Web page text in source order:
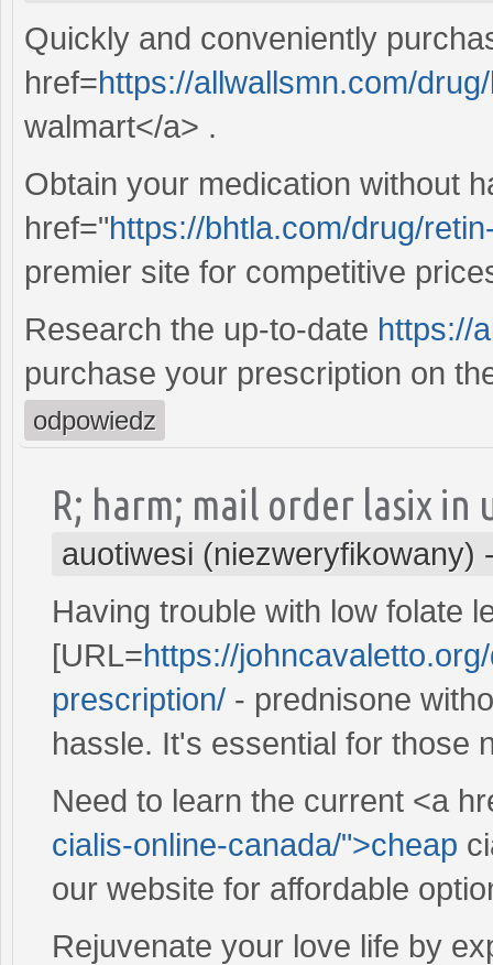
Quickly and conveniently
href=https://allwallsmn.com/
walmart</a> .
Obtain your medication without
href="https://bhtla.com/drug/
premier site for competitive
Research the up-to-date https://
purchase your prescription on
odpowiedz
R; harm; mail order lasix in
auotiwesi (niezweryfikowany)
Having trouble with low folate
[URL=https://
prescription/ - prednisone
hassle. It's essential for those
Need to learn the current <a
cialis-online-canada/">cheap
our website for affordable
Rejuvenate your love life by